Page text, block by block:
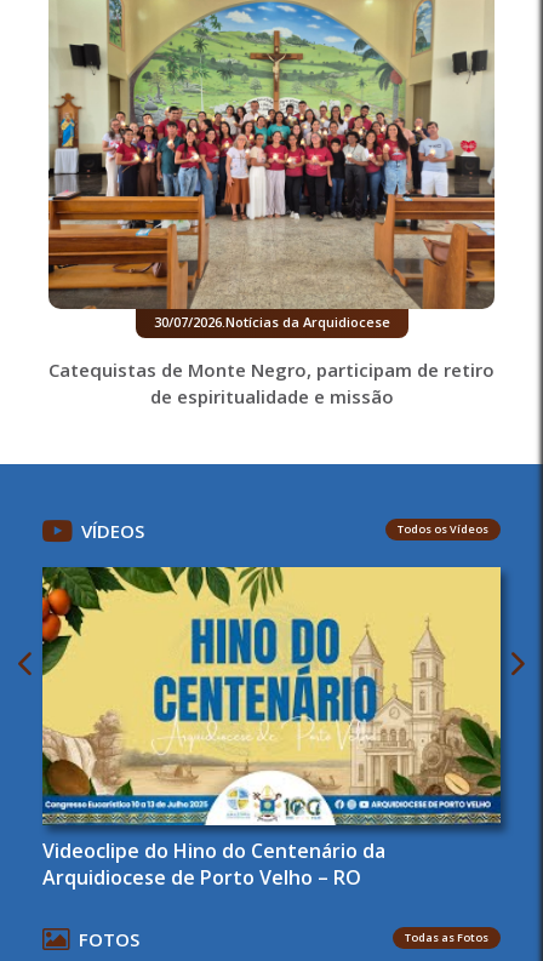
30/07/2026.Notícias da Arquidiocese
Catequistas de Monte Negro, participam de retiro
de espiritualidade e missão
VÍDEOS Todos os Vídeos
Videoclipe do Hino do Centenário da
Arquidiocese de Porto Velho – RO
FOTOS Todas as Fotos